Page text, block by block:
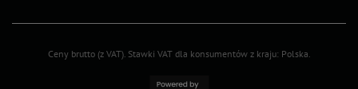
Ceny brutto (z VAT). Stawki VAT dla konsumentów z kraju: Polska